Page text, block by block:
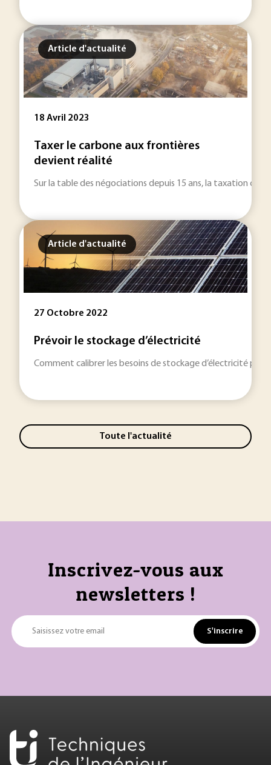
Article d'actualité
18 Avril 2023
Taxer le carbone aux frontières
devient réalité
Sur la table des négociations depuis 15 ans, la taxation
Article d'actualité
27 Octobre 2022
Prévoir le stockage d’électricité
Comment calibrer les besoins de stockage d’électricité
Toute l'actualité
Inscrivez-vous aux
newsletters !
Saisissez votre email S'inscrire